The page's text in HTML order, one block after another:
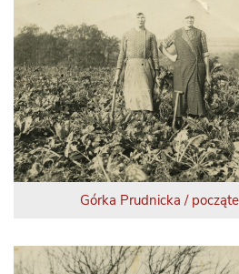
Górka Prudnicka /